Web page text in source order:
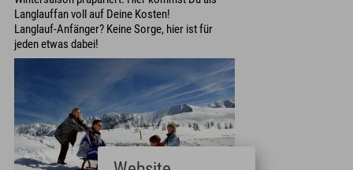
Langlauffan voll auf Deine Kosten!
Langlauf-Anfänger? Keine Sorge, hier ist für
jeden etwas dabei!